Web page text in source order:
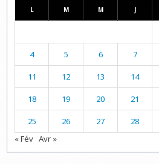
L M M J
4 5 6 7
11 12 13 14
18 19 20 21
25 26 27 28
« Fév Avr »